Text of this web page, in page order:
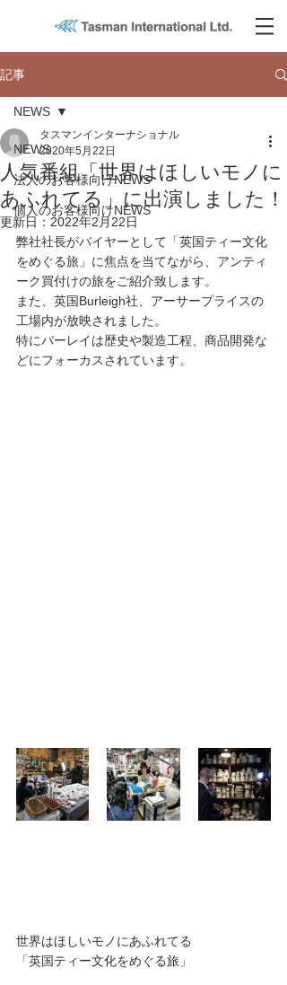
記事
NEWS
法人のお客様向けNEWS
個人のお客様向けNEWS
NEWS
人気番組「世界はほしいモノに
あふれてる」に出演しました！
タスマンインターナショナル
2020年5月22日
更新日： 2022年2月22日
弊社社長がバイヤーとして「英国ティー文化
をめぐる旅」に焦点を当てながら、アンティ
ーク買付けの旅をご紹介致します。
また、英国Burleigh社、アーサープライスの
工場内が放映されました。
特にバーレイは歴史や製造工程、商品開発な
どにフォーカスされています。
世界はほしいモノにあふれてる
「英国ティー文化をめぐる旅」